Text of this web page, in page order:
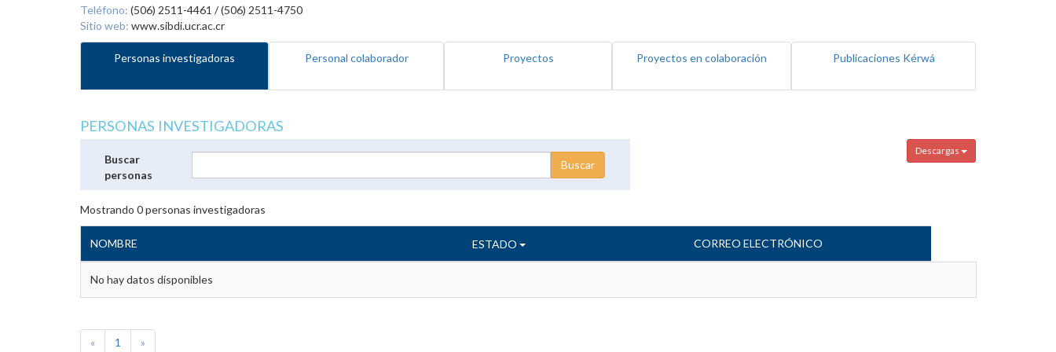
Teléfono: (506) 2511-4461 / (506) 2511-4750
Sitio web: www.sibdi.ucr.ac.cr
Personas investigadoras Personal colaborador Proyectos Proyectos en colaboración Publicaciones Kérwá
PERSONAS INVESTIGADORAS
Descargas
Buscar
personas
Mostrando 0personas investigadoras
NOMBRE ESTADO CORREO ELECTRÓNICO
No hay datos disponibles
« 1 »